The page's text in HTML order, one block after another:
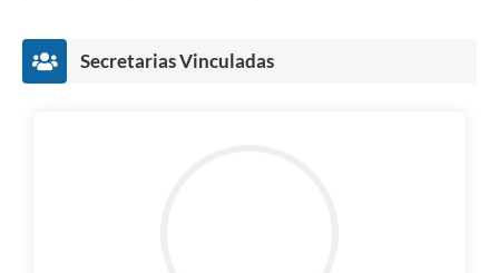
Secretarias Vinculadas